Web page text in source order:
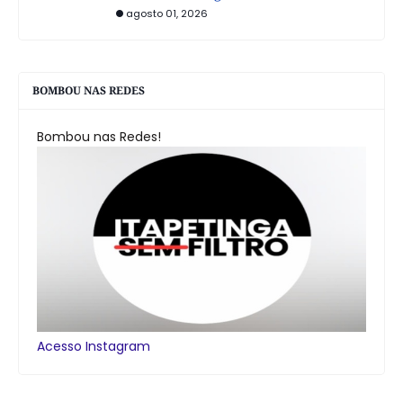
agosto 01, 2026
BOMBOU NAS REDES
Bombou nas Redes!
Acesso Instagram